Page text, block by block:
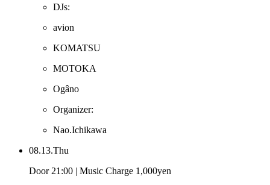
DJs:
avion
KOMATSU
MOTOKA
Ogâno
Organizer:
Nao.Ichikawa
08.13.Thu
Door 21:00 | Music Charge 1,000yen